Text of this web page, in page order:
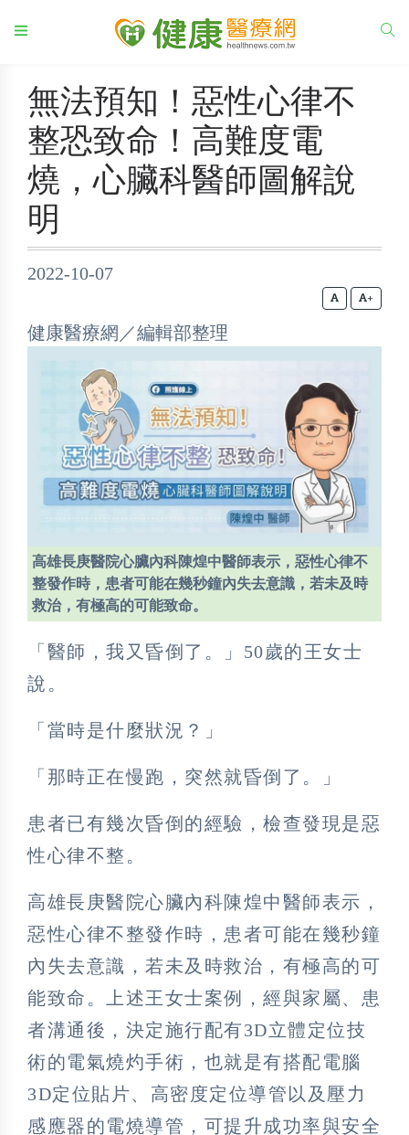
無法預知！惡性心律不
整恐致命！高難度電
燒，心臟科醫師圖解說
明
2022-10-07
+
健康醫療網／編輯部整理
高雄長庚醫院心臟內科陳煌中醫師表示，惡性心律不
整發作時，患者可能在幾秒鐘內失去意識，若未及時
救治，有極高的可能致命。
「醫師，我又昏倒了。」50歲的王女士
說。
「當時是什麼狀況？」
「那時正在慢跑，突然就昏倒了。」
患者已有幾次昏倒的經驗，檢查發現是惡
性心律不整。
高雄長庚醫院心臟內科陳煌中醫師表示，
惡性心律不整發作時，患者可能在幾秒鐘
內失去意識，若未及時救治，有極高的可
能致命。上述王女士案例，經與家屬、患
者溝通後，決定施行配有3D立體定位技
術的電氣燒灼手術，也就是有搭配電腦
3D定位貼片、高密度定位導管以及壓力
感應器的電燒導管，可提升成功率與安全